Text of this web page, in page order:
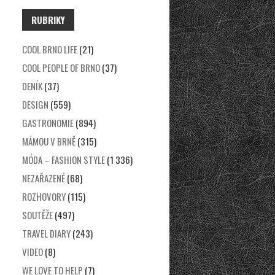
RUBRIKY
COOL BRNO LIFE(21)
COOL PEOPLE OF BRNO(37)
DENÍK(37)
DESIGN (559)
GASTRONOMIE(894)
MÁMOU V BRNĚ(315)
MÓDA – FASHION STYLE(1 336)
NEZAŘAZENÉ(68)
ROZHOVORY(115)
SOUTĚŽE(497)
TRAVEL DIARY(243)
VIDEO(8)
WE LOVE TO HELP (7)